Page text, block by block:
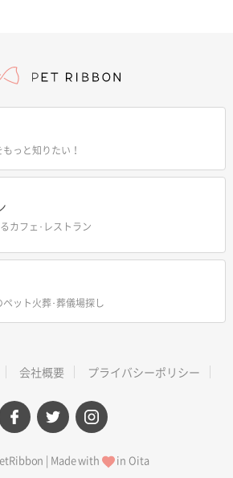
っと知りたい！
カフェ･レストラン
ット火葬･葬儀場探し
会社概要 プライバシーポリシー
facebooktwitterinstagram
| Made with in Oita